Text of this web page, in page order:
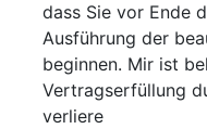
dass Sie vor Ende
Ausführung der
beginnen. Mir ist
Vertragserfüllung
verliere